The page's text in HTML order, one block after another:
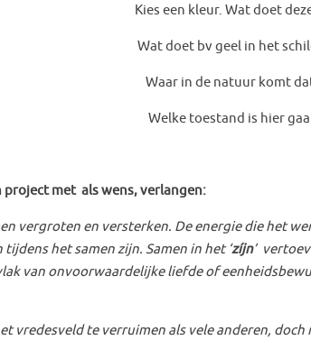
kleur. Wat doet deze in
bv geel in het
in de natuur komt dat
toestand is hier
project met als wens, verlangen:
vergroten en versterken. De energie die het
het samen zijn. Samen in het ‘zíjn’
van onvoorwaardelijke liefde of
vredesveld te verruimen als vele anderen,